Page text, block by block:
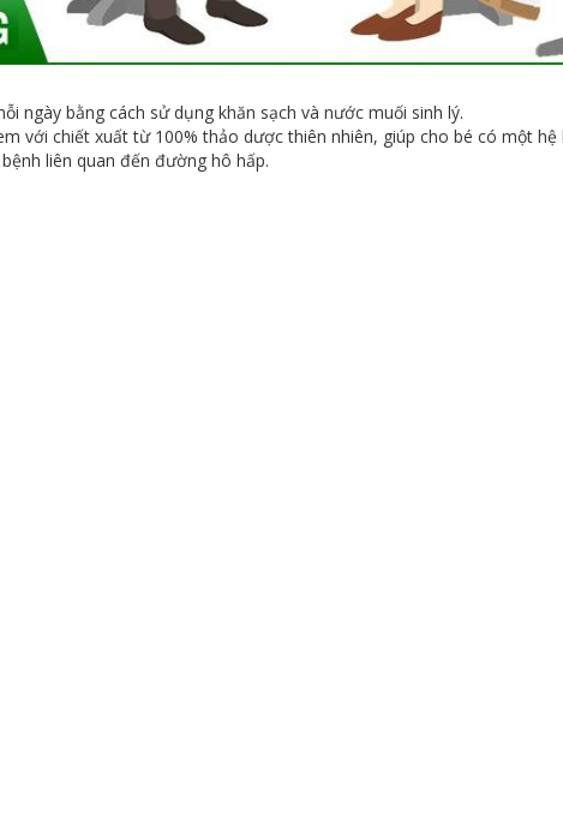
ngày bằng cách sử dụng khăn sạch và nước muối sinh lý.
với chiết xuất từ 100% thảo dược thiên nhiên, giúp cho bé có một
liên quan đến đường hô hấp.